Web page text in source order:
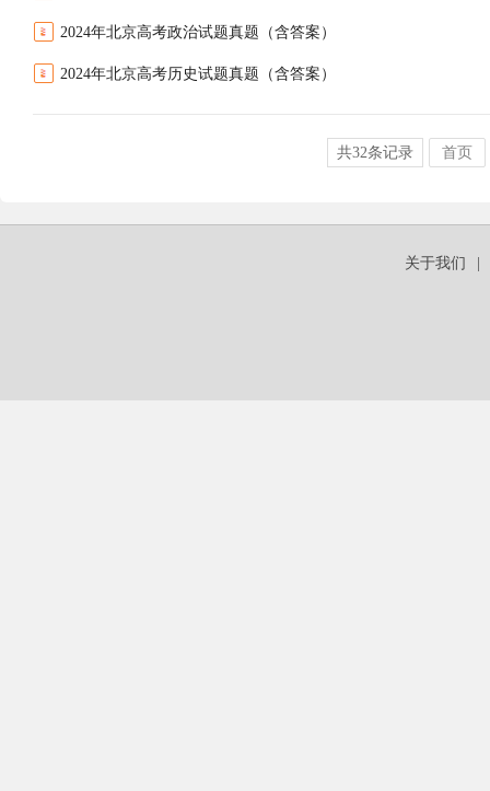
2024年北京高考政治试题真题（含答案）
2024年北京高考历史试题真题（含答案）
共32条记录 首页
关于我们